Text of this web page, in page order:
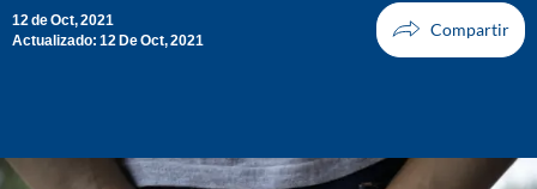
12 de Oct, 2021
Actualizado: 12 De Oct, 2021